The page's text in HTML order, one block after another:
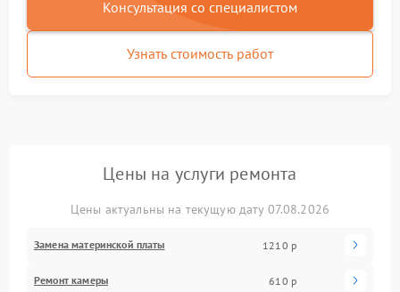
Консультация со специалистом
Узнать стоимость работ
Цены на услуги ремонта
Цены актуальны на текущую дату 07.08.2026
Замена материнской платы 1210 р
Ремонт камеры 610 р